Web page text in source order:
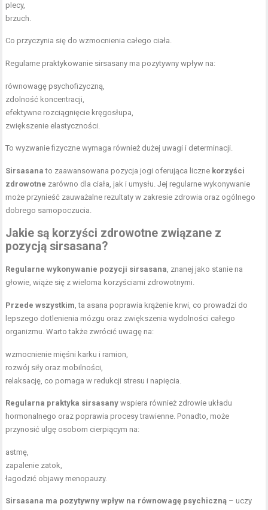
plecy,
brzuch.
Co przyczynia się do wzmocnienia całego ciała.
Regularne praktykowanie sirsasany ma pozytywny wpływ na:
równowagę psychofizyczną,
zdolność koncentracji,
efektywne rozciągnięcie kręgosłupa,
zwiększenie elastyczności.
To wyzwanie fizyczne wymaga również dużej uwagi i determinacji.
Sirsasana to zaawansowana pozycja jogi oferująca liczne korzyści
zdrowotne zarówno dla ciała, jak i umysłu. Jej regularne wykonywanie
może przynieść zauważalne rezultaty w zakresie zdrowia oraz ogólnego
dobrego samopoczucia.
Jakie są korzyści zdrowotne związane z
pozycją sirsasana?
Regularne wykonywanie pozycji sirsasana, znanej jako stanie na
głowie, wiąże się z wieloma korzyściami zdrowotnymi.
Przede wszystkim, ta asana poprawia krążenie krwi, co prowadzi do
lepszego dotlenienia mózgu oraz zwiększenia wydolności całego
organizmu. Warto także zwrócić uwagę na:
wzmocnienie mięśni karku i ramion,
rozwój siły oraz mobilności,
relaksację, co pomaga w redukcji stresu i napięcia.
Regularna praktyka sirsasany wspiera również zdrowie układu
hormonalnego oraz poprawia procesy trawienne. Ponadto, może
przynosić ulgę osobom cierpiącym na:
astmę,
zapalenie zatok,
łagodzić objawy menopauzy.
Sirsasana ma pozytywny wpływ na równowagę psychiczną – uczy